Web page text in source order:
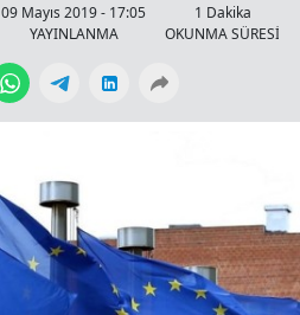
09 Mayıs 2019 - 17:05
YAYINLANMA
1 Dakika
OKUNMA SÜRESİ